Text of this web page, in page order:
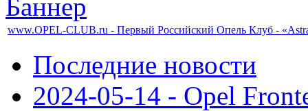
www.OPEL-CLUB.ru - Первый Российский Опель Клуб -
Последние новости
2024-05-14 - Opel